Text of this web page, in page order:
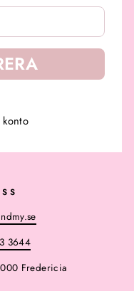
konto
3644
Fredericia